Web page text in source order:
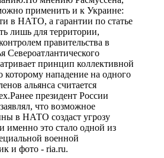
применить и к Украине:
в НАТО, а гарантии по статье
лишь для территории,
правительства в
Североатлантического
принцип коллективной
которому нападение на одного
альянса считается
президент России
что возможное
в НАТО создаст угрозу
именно это стало одной из
военной
и фото - ria.ru.